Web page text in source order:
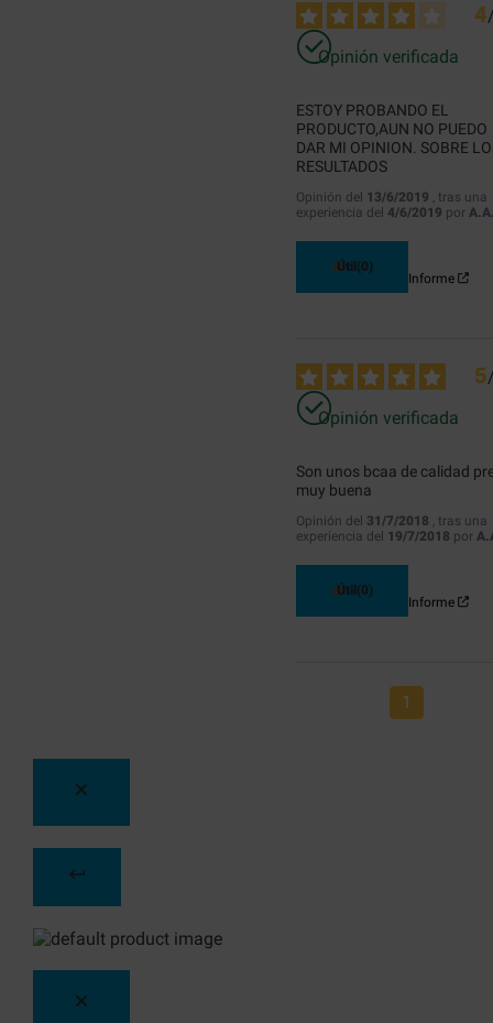
4
Opinión verificada
ESTOY PROBANDO EL
PRODUCTO,AUN NO PUEDO
DAR MI OPINION. SOBRE
RESULTADOS
Opinión del 13/6/2019 , tras una
experiencia del 4/6/2019 por
Útil (0)
Informe
5
Opinión verificada
Son unos bcaa de calidad
muy buena
Opinión del 31/7/2018 , tras una
experiencia del 19/7/2018 por
Útil (0)
Informe
1